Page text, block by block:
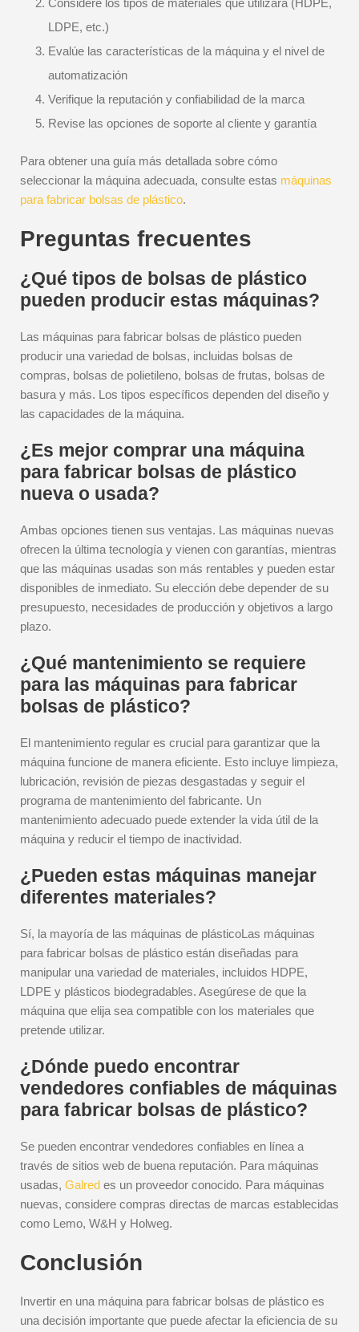
Considere los tipos de materiales que utilizará (HDPE,
LDPE, etc.)
Evalúe las características de la máquina y el nivel de
automatización
Verifique la reputación y confiabilidad de la marca
Revise las opciones de soporte al cliente y garantía
Para obtener una guía más detallada sobre cómo
seleccionar la máquina adecuada, consulte estas máquinas
para fabricar bolsas de plástico.
Preguntas frecuentes
¿Qué tipos de bolsas de plástico
pueden producir estas máquinas?
Las máquinas para fabricar bolsas de plástico pueden
producir una variedad de bolsas, incluidas bolsas de
compras, bolsas de polietileno, bolsas de frutas, bolsas de
basura y más. Los tipos específicos dependen del diseño y
las capacidades de la máquina.
¿Es mejor comprar una máquina
para fabricar bolsas de plástico
nueva o usada?
Ambas opciones tienen sus ventajas. Las máquinas nuevas
ofrecen la última tecnología y vienen con garantías, mientras
que las máquinas usadas son más rentables y pueden estar
disponibles de inmediato. Su elección debe depender de su
presupuesto, necesidades de producción y objetivos a largo
plazo.
¿Qué mantenimiento se requiere
para las máquinas para fabricar
bolsas de plástico?
El mantenimiento regular es crucial para garantizar que la
máquina funcione de manera eficiente. Esto incluye limpieza,
lubricación, revisión de piezas desgastadas y seguir el
programa de mantenimiento del fabricante. Un
mantenimiento adecuado puede extender la vida útil de la
máquina y reducir el tiempo de inactividad.
¿Pueden estas máquinas manejar
diferentes materiales?
Sí, la mayoría de las máquinas de plásticoLas máquinas
para fabricar bolsas de plástico están diseñadas para
manipular una variedad de materiales, incluidos HDPE,
LDPE y plásticos biodegradables. Asegúrese de que la
máquina que elija sea compatible con los materiales que
pretende utilizar.
¿Dónde puedo encontrar
vendedores confiables de máquinas
para fabricar bolsas de plástico?
Se pueden encontrar vendedores confiables en línea a
través de sitios web de buena reputación. Para máquinas
usadas, Galred es un proveedor conocido. Para máquinas
nuevas, considere compras directas de marcas establecidas
como Lemo, W&H y Holweg.
Conclusión
Invertir en una máquina para fabricar bolsas de plástico es
una decisión importante que puede afectar la eficiencia de su